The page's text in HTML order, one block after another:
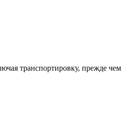
транспортировку, прежде чем